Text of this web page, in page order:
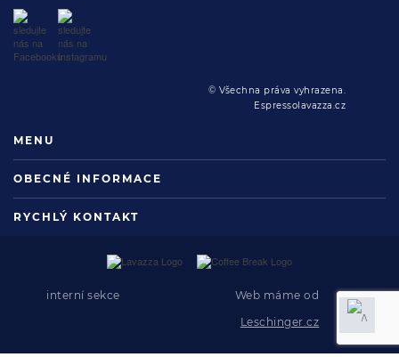
© Všechna práva vyhrazena.
Espressolavazza.cz
MENU
OBECNÉ INFORMACE
RYCHLÝ KONTAKT
interní sekce
Web máme od
Leschinger.cz